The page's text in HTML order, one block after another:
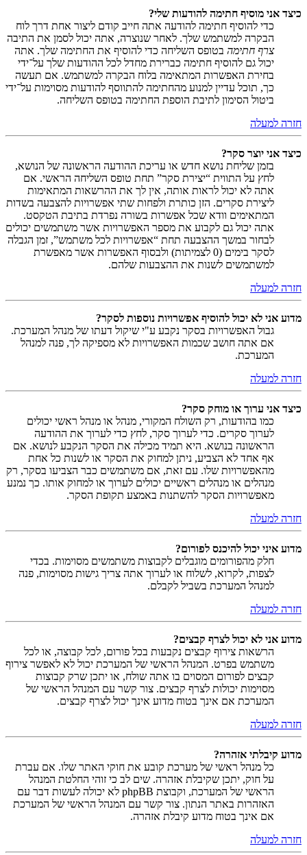
כיצד אני מוסיף חתימה להודעות שלי?
כדי להוסיף חתימה להודעה אתה חייב קודם ליצור אחת דרך לוח
הבקרה למשתמש שלך. לאחר שנוצרה, אתה יכול לסמן את התיבה
צרף חתימה בטופס השליחה כדי להוסיף את החתימה שלך. אתה
יכול גם להוסיף חתימה כברירת מחדל לכל ההודעות שלך על־ידי
בחירת האפשרות המתאימה בלוח הבקרה למשתמש. אם תעשה
כך, תוכל עדיין למנוע מהחתימה להתווסף להודעות מסוימות על־ידי
ביטול הסימון לתיבת הוספת החתימה בטופס השליחה.
חזרה למעלה
כיצד אני יוצר סקר?
בזמן שליחת נושא חדש או עריכת ההודעה הראשונה של הנושא,
לחץ על התווית “יצירת סקר” תחת טופס השליחה הראשי. אם
אתה לא יכול לראות אותה, אין לך את ההרשאות המתאימות
ליצירת סקרים. הזן כותרת ולפחות שתי אפשרויות להצבעה בשדות
המתאימים וודא שכל אפשרות בשורה נפרדת בתיבת הטקסט.
אתה יכול גם לקבוע את מספר האפשרויות אשר משתמשים יכולים
לבחור במשך ההצבעה תחת “אפשרויות לכל משתמש”, זמן הגבלה
לסקר בימים (0 לצמיתות) ולבסוף האפשרות אשר מאפשרת
למשתמשים לשנות את ההצבעות שלהם.
חזרה למעלה
מדוע אני לא יכול להוסיף אפשרויות נוספות לסקר?
גבול האפשרויות בסקר נקבע ע"י שיקול דעתו של מנהל המערכת.
אם אתה חושב שכמות האפשרויות לא מספיקה לך, פנה למנהל
המערכת.
חזרה למעלה
כיצד אני ערוך או מוחק סקר?
כמו בהודעות, רק השולח המקורי, מנהל או מנהל ראשי יכולים
לערוך סקרים. כדי לערוך סקר, לחץ כדי לערוך את ההודעה
הראשונה בנושא. היא תמיד מכילה את הסקר הנקבע לנושא. אם
אף אחד לא הצביע, ניתן למחוק את הסקר או לשנות כל אחת
מהאפשרויות שלו. עם זאת, אם משתמשים כבר הצביעו בסקר, רק
מנהלים או מנהלים ראשיים יכולים לערוך או למחוק אותו. כך נמנע
מאפשרויות הסקר להשתנות באמצע תקופת הסקר.
חזרה למעלה
מדוע איני יכול להיכנס לפורום?
חלק מהפורומים מוגבלים לקבוצות משתמשים מסוימות. בכדי
לצפות, לקרוא, לשלוח או לערוך אתה צריך גישות מסוימות, פנה
למנהל המערכת בשביל לקבלם.
חזרה למעלה
מדוע אני לא יכול לצרף קבצים?
הרשאות צירוף קבצים נקבעות בכל פורום, לכל קבוצה, או לכל
משתמש בפרט. המנהל הראשי של המערכת יכול לא לאפשר צירוף
קבצים לפורום המסוים בו אתה שולח, או יתכן שרק קבוצות
מסוימות יכולות לצרף קבצים. צור קשר עם המנהל הראשי של
המערכת אם אינך בטוח מדוע אינך יכול לצרף קבצים.
חזרה למעלה
מדוע קיבלתי אזהרה?
כל מנהל ראשי של מערכת קובע את חוקי האתר שלו. אם עברת
על חוק, יתכן שקיבלת אזהרה. שים לב כי זוהי החלטת המנהל
הראשי של המערכת, וקבוצת phpBB לא יכולה לעשות דבר עם
האזהרות באתר הנתון. צור קשר עם המנהל הראשי של המערכת
אם אינך בטוח מדוע קיבלת אזהרה.
חזרה למעלה